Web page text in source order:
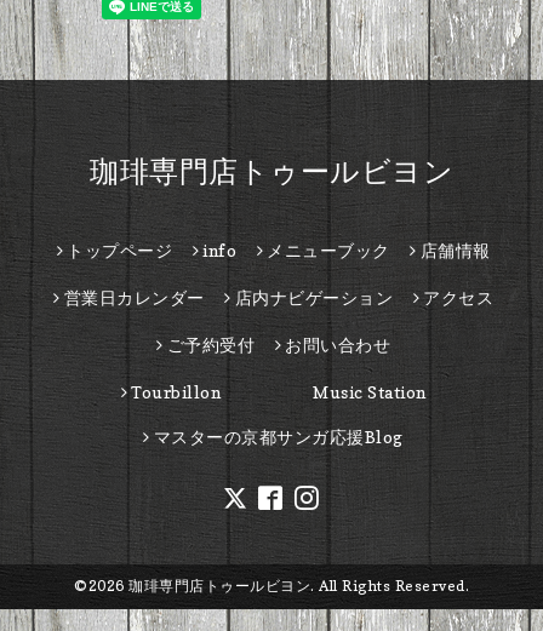
珈琲専門店トゥールビヨン
トップページ info メニューブック 店舗情報
営業日カレンダー 店内ナビゲーション アクセス
ご予約受付 お問い合わせ
Tourbillon Music Station
マスターの京都サンガ応援Blog
©2026 珈琲専門店トゥールビヨン. All Rights Reserved.